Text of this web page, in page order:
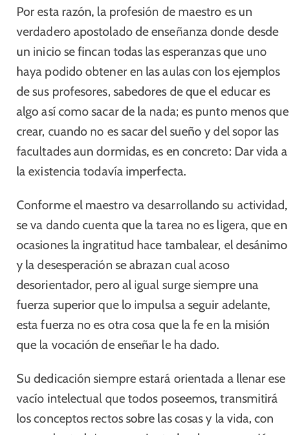
Por esta razón, la profesión de maestro es un
verdadero apostolado de enseñanza donde desde
un inicio se fincan todas las esperanzas que uno
haya podido obtener en las aulas con los ejemplos
de sus profesores, sabedores de que el educar es
algo así como sacar de la nada; es punto menos que
crear, cuando no es sacar del sueño y del sopor las
facultades aun dormidas, es en concreto: Dar vida a
la existencia todavía imperfecta.
Conforme el maestro va desarrollando su actividad,
se va dando cuenta que la tarea no es ligera, que en
ocasiones la ingratitud hace tambalear, el desánimo
y la desesperación se abrazan cual acoso
desorientador, pero al igual surge siempre una
fuerza superior que lo impulsa a seguir adelante,
esta fuerza no es otra cosa que la fe en la misión
que la vocación de enseñar le ha dado.
Su dedicación siempre estará orientada a llenar ese
vacío intelectual que todos poseemos, transmitirá
los conceptos rectos sobre las cosas y la vida, con